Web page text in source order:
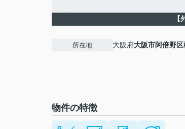
【
所在地 大阪府大阪市阿倍野区
物件の特徴